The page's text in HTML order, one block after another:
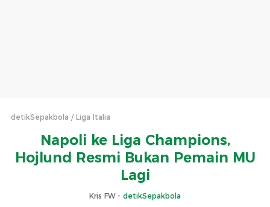
detikSepakbola Liga Italia
Napoli ke Liga Champions,
Hojlund Resmi Bukan Pemain MU
Lagi
Kris FW - detikSepakbola